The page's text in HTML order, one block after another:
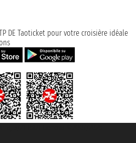
DE Taoticket pour votre croisière idéale